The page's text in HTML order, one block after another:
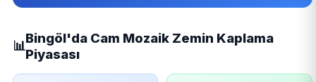
📊
Bingöl'da Cam Mozaik Zemin Kaplama
Piyasası